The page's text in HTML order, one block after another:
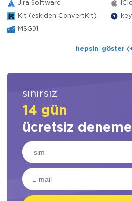
Jira Software
Kit (eskiden ConvertKit)
MSG91
hepsini göster
sınırsız
14 gün
ücretsiz deneme